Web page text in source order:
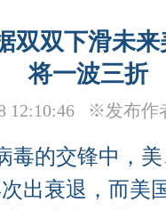
双双下滑未
将一波三折
12:10:46 ※发布
的交锋中，美
出衰退，而美